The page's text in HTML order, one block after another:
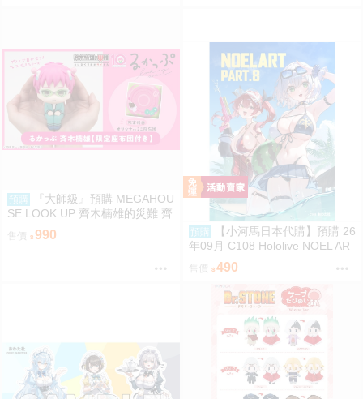
預購
『大師級』預購 MEGAHOU
SE LOOK UP 齊木楠雄的災難 齊
木楠雄 套組 附特典
990 預購
【小河馬日本代購】預購 26
年09月 C108 Hololive NOEL AR
T part.8 繪師:わたお
490